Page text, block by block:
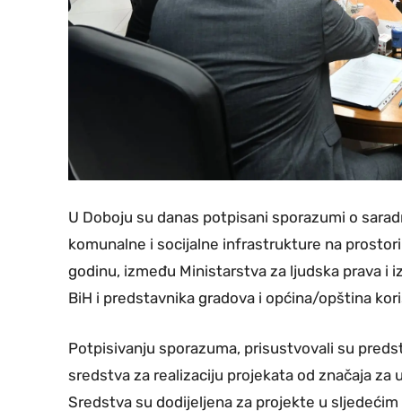
U Doboju su danas potpisani sporazumi o
komunalne i socijalne infrastrukture na
godinu, između Ministarstva za ljudska prava i
BiH i predstavnika gradova i općina/opština
Potpisivanju sporazuma, prisustvovali su
sredstva za realizaciju projekata od značaja
Sredstva su dodijeljena za projekte u